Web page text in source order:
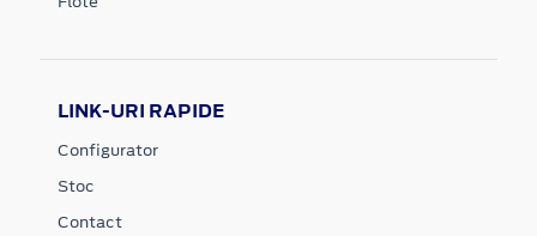
LINK-URI RAPIDE
Configurator
Stoc
Contact